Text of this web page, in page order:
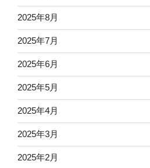
2025年8月
2025年7月
2025年6月
2025年5月
2025年4月
2025年3月
2025年2月